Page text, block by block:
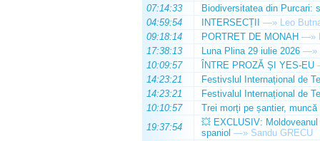
07:14:33
Biodiversitatea din Purcari:
04:59:54
INTERSECȚII —» Leo
09:18:14
PORTRET DE MONAH —»
17:38:13
Luna Plina 29 iulie 2026 —»
10:09:57
ÎNTRE PROZĂ ȘI YES-EU
14:23:21
Festivslul Internațional de
14:23:21
Festivalul Internațional de
10:10:57
Trei morți pe șantier, muncă
19:37:54
💥 EXCLUSIV:
spaniol —» Sandu GRECU